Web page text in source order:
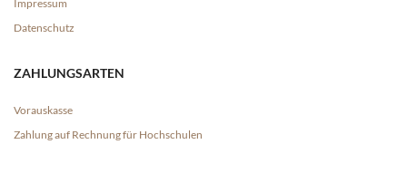
Impressum
Datenschutz
ZAHLUNGSARTEN
Vorauskasse
Zahlung auf Rechnung für Hochschulen